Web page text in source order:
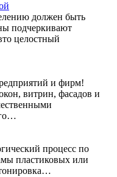
должен быть
подчеркивают
целостный
и фирм!
витрин, фасадов и
процесс по
пластиковых или